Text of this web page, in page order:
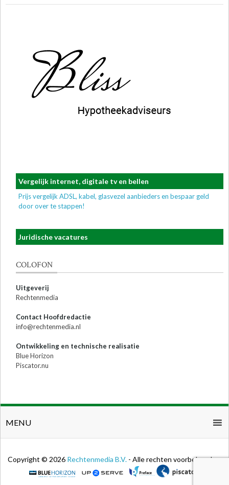
Vergelijk internet, digitale tv en bellen
Prijs vergelijk ADSL, kabel, glasvezel aanbieders en bespaar geld
door over te stappen!
Juridische vacatures
COLOFON
Uitgeverij
Rechtenmedia
Contact Hoofdredactie
info@rechtenmedia.nl
Ontwikkeling en technische realisatie
Blue Horizon
Piscator.nu
MENU
Copyright © 2026 Rechtenmedia B.V. - Alle rechten voorbehouden.